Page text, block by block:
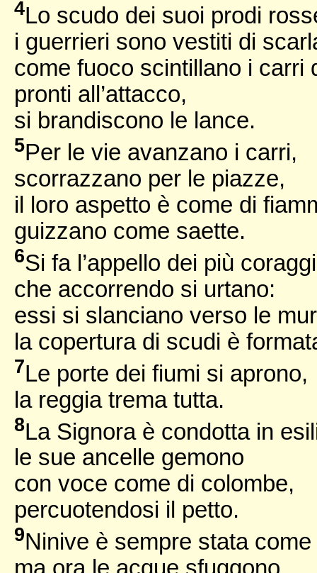
4Lo scudo dei suoi prodi
i guerrieri sono vestiti di
come fuoco scintillano i carri
pronti all’attacco,
si brandiscono le lance.
5Per le vie avanzano i carri,
scorrazzano per le piazze,
il loro aspetto è come di
guizzano come saette.
6Si fa l’appello dei più
che accorrendo si urtano:
essi si slanciano verso le
la copertura di scudi è
7Le porte dei fiumi si aprono,
la reggia trema tutta.
8La Signora è condotta in
le sue ancelle gemono
con voce come di colombe,
percuotendosi il petto.
9Ninive è sempre stata